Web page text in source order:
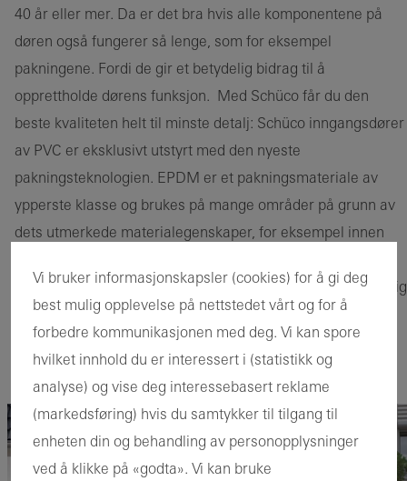
40 år eller mer. Da er det bra hvis alle komponentene på
døren også fungerer så lenge, som for eksempel
pakningene. Fordi de gir et betydelig bidrag til å
opprettholde dørens funksjon. Med Schüco får du den
beste kvaliteten helt til minste detalj: Schüco inngangsdører
av PVC er eksklusivt utstyrt med den nyeste
pakningsteknologien. EPDM er et pakningsmateriale av
ypperste klasse og brukes på mange områder på grunn av
dets utmerkede materialegenskaper, for eksempel innen
fremfor alt en ting: maksimal bokomfort med en kontinuerlig
feel-good faktor. Fordi takket være pakningene av høy
kvalitet laget av EPDM-gummi, vil hjemmet ditt beskyttes
mot trekk, støy, fuktighet og kulde i flere tiår.
Vi bruker informasjonskapsler (cookies) for å gi deg
best mulig opplevelse på nettstedet vårt og for å
forbedre kommunikasjonen med deg. Vi kan spore
hvilket innhold du er interessert i (statistikk og
analyse) og vise deg interessebasert reklame
(markedsføring) hvis du samtykker til tilgang til
enheten din og behandling av personopplysninger
ved å klikke på «godta». Vi kan bruke